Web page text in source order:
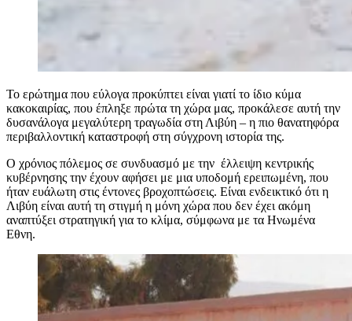
Το ερώτημα που εύλογα προκύπτει είναι γιατί το ίδιο κύμα
κακοκαιρίας, που έπληξε πρώτα τη χώρα μας, προκάλεσε αυτή την
δυσανάλογα μεγαλύτερη τραγωδία στη Λιβύη – η πιο θανατηφόρα
περιβαλλοντική καταστροφή στη σύγχρονη ιστορία της.
Ο χρόνιος πόλεμος σε συνδυασμό με την έλλειψη κεντρικής
κυβέρνησης την έχουν αφήσει με μια υποδομή ερειπωμένη, που
ήταν ευάλωτη στις έντονες βροχοπτώσεις. Είναι ενδεικτικό ότι η
Λιβύη είναι αυτή τη στιγμή η μόνη χώρα που δεν έχει ακόμη
αναπτύξει στρατηγική για το κλίμα, σύμφωνα με τα Ηνωμένα
Εθνη.